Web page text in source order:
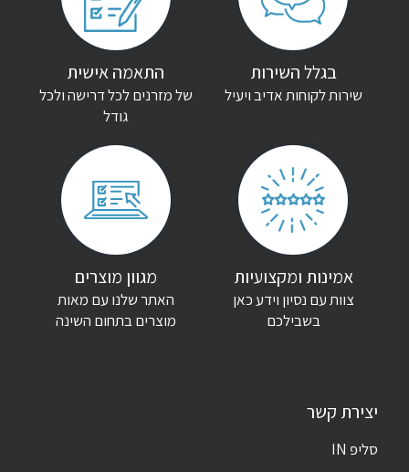
היה הראשון לכתוב סקירה “ארון פתיחה ריקוטה”
האימייל לא יוצג באתר.
שדות החובה מסומנים
שמור בדפדפן זה את השם, האימייל והאתר שלי לפעם הבאה שאגיב.
בגלל השירות
שירות לקוחות אדיב ויעיל
התאמה אישית
של מזרנים לכל דרישה ולכל
גודל
אמינות ומקצועיות
צוות עם נסיון וידע כאן
בשבילכם
מגוון מוצרים
האתר שלנו עם מאות
מוצרים בתחום השינה
יצירת קשר
סליפ IN